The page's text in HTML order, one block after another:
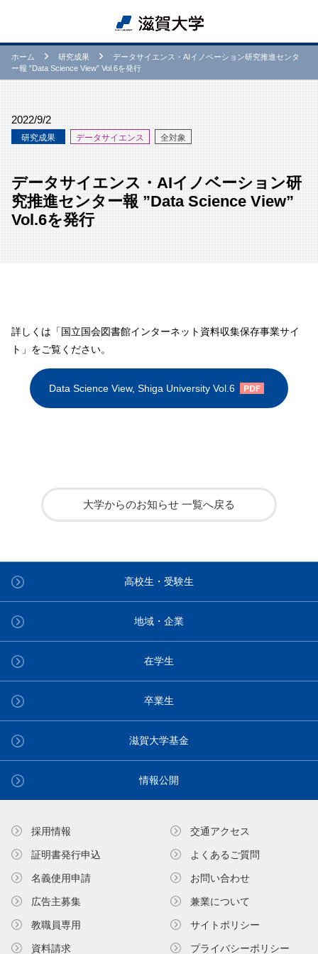
ホーム 研究成果
データサイエンス・AIイノベーション研究推進センタ
ー報 ”Data Science View” Vol.6を発行
2022/9/2
研究成果 データサイエンス 全対象
データサイエンス・AIイノベーション研
究推進センター報 ”Data Science View”
Vol.6を発行
詳しくは「国立国会図書館インターネット資料収集保存事業サイ
ト」をご覧ください。
Data Science View, Shiga University Vol.6
大学からのお知らせ 一覧へ戻る
高校生・受験生
地域・企業
在学生
卒業生
滋賀大学基金
情報公開
採用情報
証明書発⾏申込
名義使⽤申請
広告主募集
教職員専⽤
資料請求
交通アクセス
よくあるご質問
お問い合わせ
兼業について
サイトポリシー
プライバシーポリシー